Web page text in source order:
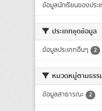
ข้อมูลนักเรียนของประ
ประเภทชุดข้อมูล
ข้อมูลประเภทอื่นๆ 2
หมวดหมู่ตามธร
ข้อมูลสาธารณะ 2